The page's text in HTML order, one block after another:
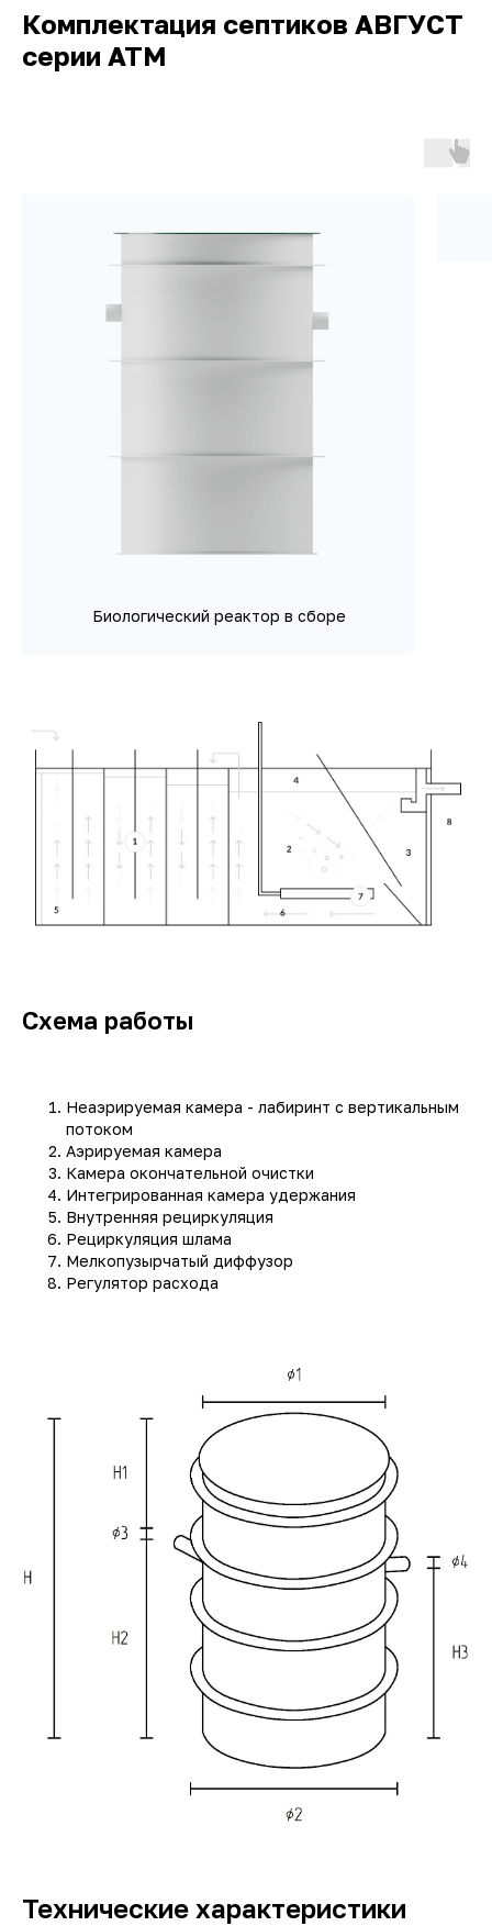
Комплектация септиков АВГУСТ
серии АТМ
Биологический реактор в сборе
Схема работы
Неаэрируемая камера - лабиринт с вертикальным
потоком
Аэрируемая камера
Камера окончательной очистки
Интегрированная камера удержания
Внутренняя рециркуляция
Рециркуляция шлама
Мелкопузырчатый диффузор
Регулятор расхода
Технические характеристики